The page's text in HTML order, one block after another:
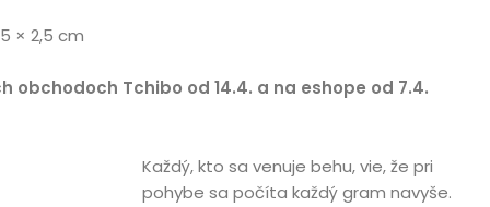
× 2,5 cm
obchodoch Tchibo od 14.4. a na eshope od 7.4.
Každý, kto sa venuje behu, vie, že pri
pohybe sa počíta každý gram navyše.